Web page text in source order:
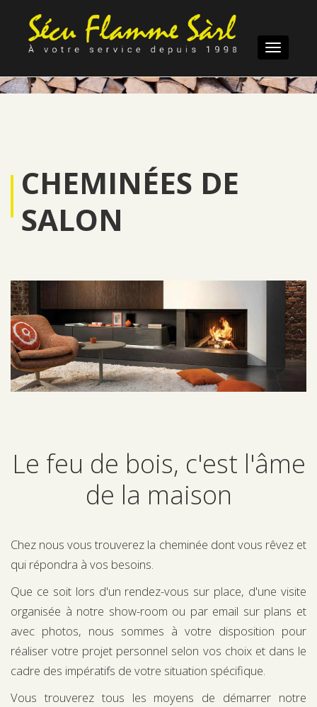
Toggle
CHEMINÉES DE
SALON
Le feu de bois, c'est l'âme
de la maison
Chez nous vous trouverez la cheminée dont vous rêvez et
qui répondra à vos besoins.
Que ce soit lors d'un rendez-vous sur place, d'une visite
organisée à notre show-room ou par email sur plans et
avec photos, nous sommes à votre disposition pour
réaliser votre projet personnel selon vos choix et dans le
cadre des impératifs de votre situation spécifique.
Vous trouverez tous les moyens de démarrer notre